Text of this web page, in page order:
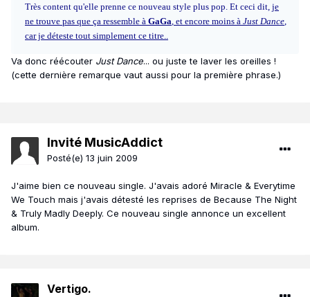
Très content qu'elle prenne ce nouveau style plus pop. Et ceci dit, je
ne trouve pas que ça ressemble à GaGa, et encore moins à Just Dance,
car je déteste tout simplement ce titre..
Va donc réécouter Just Dance... ou juste te laver les oreilles !
(cette dernière remarque vaut aussi pour la première phrase.)
Invité MusicAddict
Posté(e) 13 juin 2009
J'aime bien ce nouveau single. J'avais adoré Miracle & Everytime
We Touch mais j'avais détesté les reprises de Because The Night
& Truly Madly Deeply. Ce nouveau single annonce un excellent
album.
Vertigo.